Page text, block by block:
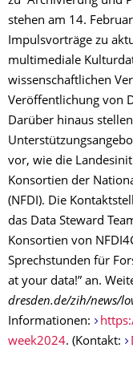
stehen am 14.
Impulsvorträge zu
multimediale
wissenschaftlichen
Veröffentlichung von
Darüber hinaus
vor, wie die
Konsortien der
(NFDI). Die
das Data Steward
Konsortien von
Sprechstunden für
at your data!” an.
dresden.de/zih/news/
Informationen:
week2024. (Kontakt: